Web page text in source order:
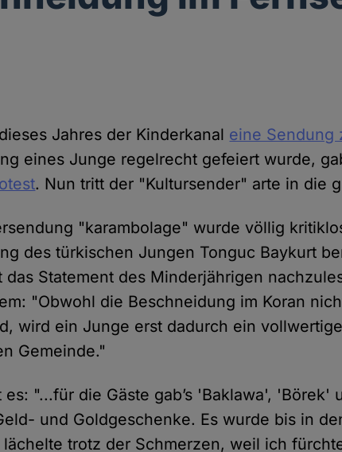
Jahres der Kinderkanal eine Sendung
eines Junge regelrecht gefeiert wurde,
. Nun tritt der "Kultursender" arte​ in die
"karambolage" wurde völlig
des türkischen Jungen Tonguc Baykurt
das Statement des Minderjährigen
"Obwohl die Beschneidung im Koran
wird ein Junge erst dadurch ein
Gemeinde."
es: "...für die Gäste gab’s 'Baklawa', 'Börek'
und Goldgeschenke. Es wurde bis in
trotz der Schmerzen, weil ich